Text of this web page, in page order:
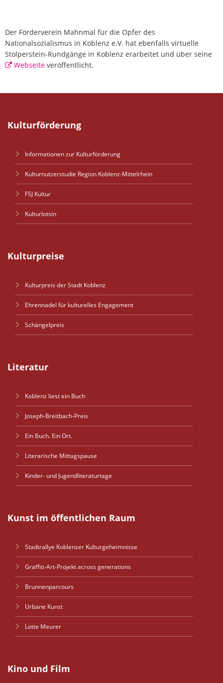
Der Förderverein Mahnmal für die Opfer des
Nationalsozialismus in Koblenz e.V. hat ebenfalls virtuelle
Stolperstein-Rundgänge in Koblenz erarbeitet und über seine
Webseiteveröffentlicht.
Kulturförderung
Informationen zur Kulturförderung
Kulturnutzerstudie Region Koblenz-Mittelrhein
FSJ Kultur
Kulturlotsin
Kulturpreise
Kulturpreis der Stadt Koblenz
Ehrennadel für kulturelles Engagement
Schängelpreis
Literatur
Koblenz liest ein Buch
Joseph-Breitbach-Preis
Ein Buch. Ein Ort.
Literarische Mittagspause
Kinder- und Jugendliteraturtage
Kunst im öffentlichen Raum
Stadtrallye Koblenzer Kulturgeheimnisse
Graffiti-Art-Projekt across generations
Brunnenparcours
Urbane Kunst
Lotte Meurer
Kino und Film